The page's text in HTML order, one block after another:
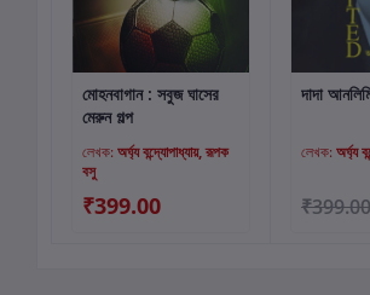
কার্টে যোগ করুন
মোহনবাগান : সবুজ ঘাসের
মেরুন গল্প
লেখক: অর্ঘ্য বন্দ্যোপাধ্যায়, রূপক
বসু
₹399.00
দাদা
লেখক: অর্ঘ্য
₹399.00